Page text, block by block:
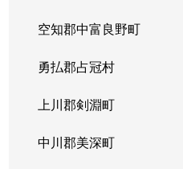
空知郡中富良野町
勇払郡占冠村
上川郡剣淵町
中川郡美深町